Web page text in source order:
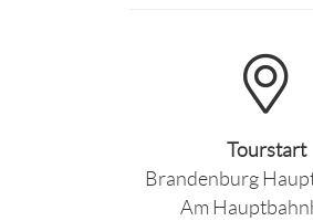
Tourstart
Brandenburg
Am